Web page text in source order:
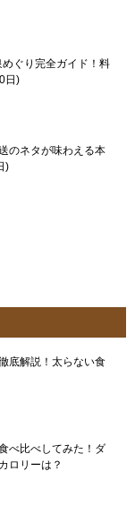
めぐり完全ガイド！料
日
のネタが味わえる本
底解説！太らない食
べ比べしてみた！ダ
ロリーは？